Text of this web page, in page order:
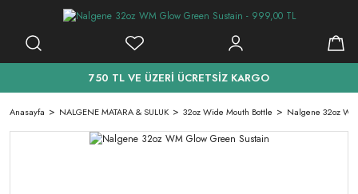
750 TL VE ÜZERİ ÜCRETSİZ KARGO
Anasayfa NALGENE MATARA & SULUK 32oz Wide Mouth Bottle Nalgene 32oz